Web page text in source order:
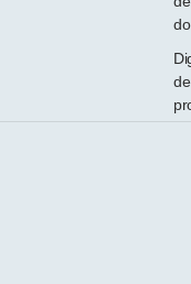
de